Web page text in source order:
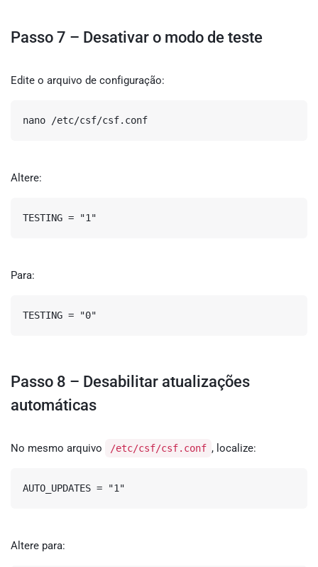
Passo 7 – Desativar o modo de teste
Edite o arquivo de configuração:
nano /etc/csf/csf.conf
Altere:
TESTING = "1"
Para:
TESTING = "0"
Passo 8 – Desabilitar atualizações
automáticas
No mesmo arquivo /etc/csf/csf.conf , localize:
AUTO_UPDATES = "1"
Altere para: